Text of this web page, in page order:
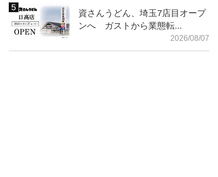
資さんうどん、埼玉7店目オープ
ンへ ガストから業態転...
2026/08/07